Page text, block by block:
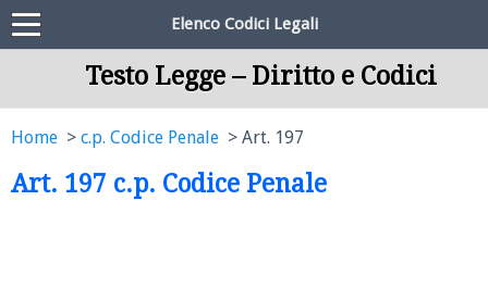
Elenco Codici Legali
Testo Legge – Diritto e Codici
Home c.p. Codice Penale Art. 197
Art. 197 c.p. Codice Penale